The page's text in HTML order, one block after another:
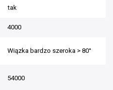
tak
4000
Wiązka bardzo szeroka > 80°
54000